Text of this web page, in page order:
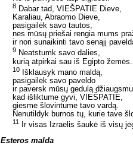
8 Dabar tad, VIEŠPATIE Dieve,
Karaliau, Abraomo Dieve,
pasigailėk savo tautos,
nes mūsų priešai rengia mums
ir nori sunaikinti tavo senąjį
9 Neatstumk savo dalies,
kurią atpirkai sau iš Egipto žemės.
10 Išklausyk mano maldą,
pasigailėk savo paveldo
ir paversk mūsų gedulą
kad išliktume gyvi, VIEŠPATIE,
giesme šlovintume tavo vardą.
Nenutildyk burnos tų, kurie tave
11
Ir visas Izraelis šaukė iš visų
Esteros malda